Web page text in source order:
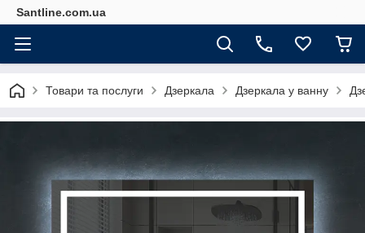
Santline.com.ua
Товари та послуги Дзеркала Дзеркала у ванну